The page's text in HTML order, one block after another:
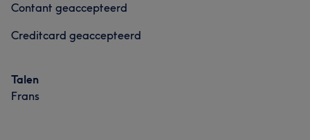
Contant geaccepteerd
Creditcard geaccepteerd
Talen
Frans